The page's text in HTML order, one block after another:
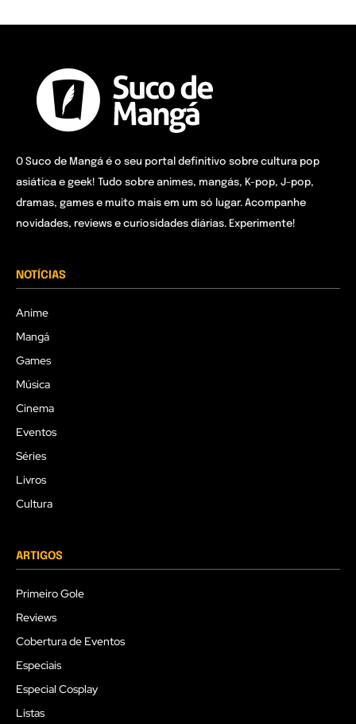
O Suco de Mangá é o seu portal definitivo sobre cultura pop
asiática e geek! Tudo sobre animes, mangás, K-pop, J-pop,
dramas, games e muito mais em um só lugar. Acompanhe
novidades, reviews e curiosidades diárias. Experimente!
NOTÍCIAS
Anime
Mangá
Games
Música
Cinema
Eventos
Séries
Livros
Cultura
ARTIGOS
Primeiro Gole
Reviews
Cobertura de Eventos
Especiais
Especial Cosplay
Listas